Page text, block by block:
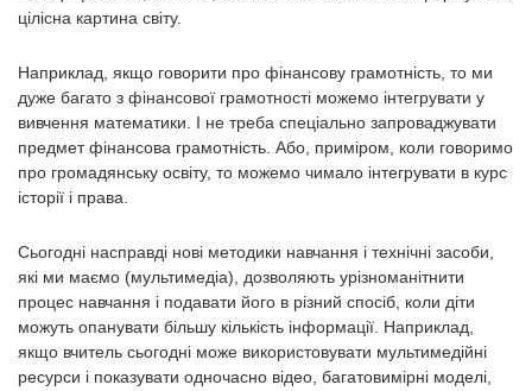
цілісна картина світу.
Наприклад, якщо говорити про фінансову грамотність, то ми
дуже багато з фінансової грамотності можемо інтегрувати у
вивчення математики. І не треба спеціально запроваджувати
предмет фінансова грамотність. Або, приміром, коли говоримо
про громадянську освіту, то можемо чимало інтегрувати в курс
історії і права.
Сьогодні насправді нові методики навчання і технічні засоби,
які ми маємо (мультимедіа), дозволяють урізноманітнити
процес навчання і подавати його в різний спосіб, коли діти
можуть опанувати більшу кількість інформації. Наприклад,
якщо вчитель сьогодні може використовувати мультимедійні
ресурси і показувати одночасно відео, багатовимірні моделі,